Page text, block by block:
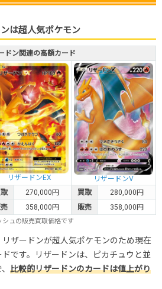
は超人気ポケモン
ドン関連の高額カード
リザードンEX
リザードンV
270,000円 買取
280,000円
358,000円 販売 358,000円
ュの販売買取価格です
リザードンが超人気ポケモンのため現在
です。リザードンは、ピカチュウと並
比較的リザードンのカードは値上がり